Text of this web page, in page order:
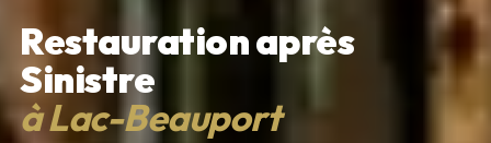
Restauration après
Sinistre
à Lac-Beauport